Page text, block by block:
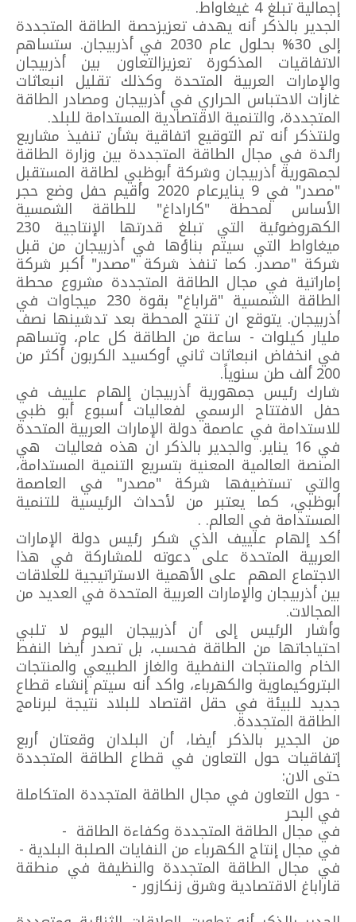
إجمالية تبلغ 4 غيغاواط.
الجدير بالذكر أنه يهدف تعزيزحصة الطاقة المتجددة
إلى 30% بحلول عام 2030 في أذربيجان. ستساهم
الاتفاقيات المذكورة تعزيزالتعاون بين أذربيجان
والإمارات العربية المتحدة وكذلك تقليل انبعاثات
غازات الاحتباس الحراري في أذربيجان ومصادر الطاقة
المتجددة، والتنمية الاقتصادية المستدامة للبلد.
ولنتذكر أنه تم التوقيع اتفاقية بشأن تنفيذ مشاريع
رائدة في مجال الطاقة المتجددة بين وزارة الطاقة
لجمهورية أذربيجان وشركة أبوظبي لطاقة المستقبل
"مصدر" في 9 ينايرعام 2020 وأقيم حفل وضع حجر
الأساس لمحطة "كاراداغ" للطاقة الشمسية
الكهروضوئية التي تبلغ قدرتها الإنتاجية 230
ميغاواط التي سيتم بناؤها في أذربيجان من قبل
شركة "مصدر. كما تنفذ شركة "مصدر" أكبر شركة
إماراتية في مجال الطاقة المتجددة مشروع محطة
الطاقة الشمسية "قراباغ" بقوة 230 ميجاوات في
أذربيجان. يتوقع ان تنتج المحطة بعد تدشينها نصف
مليار كيلوات - ساعة من الطاقة كل عام، وتساهم
في انخفاض انبعاثات ثاني أوكسيد الكربون أكثر من
200 ألف طن سنوياً.
شارك رئيس جمهورية أذربيجان إلهام علييف في
حفل الافتتاح الرسمي لفعاليات أسبوع أبو ظبي
للاستدامة في عاصمة دولة الإمارات العربية المتحدة
في 16 يناير. والجدير بالذكر ان هذه فعاليات هي
المنصة العالمية المعنية بتسريع التنمية المستدامة،
والتي تستضيفها شركة "مصدر" في العاصمة
أبوظبي، كما يعتبر من لأحداث الرئيسية للتنمية
المستدامة في العالم. .
أكد إلهام علييف الذي شكر رئيس دولة الإمارات
العربية المتحدة على دعوته للمشاركة في هذا
الاجتماع المهم على الأهمية الاستراتيجية للعلاقات
بين أذربيجان والإمارات العربية المتحدة في العديد من
المجالات.
وأشار الرئيس إلى أن أذربيجان اليوم لا تلبي
احتياجاتها من الطاقة فحسب، بل تصدر أيضا النفط
الخام والمنتجات النفطية والغاز الطبيعي والمنتجات
البتروكيماوية والكهرباء، واكد أنه سيتم إنشاء قطاع
جديد للبيئة في حقل اقتصاد للبلاد نتيجة لبرنامج
الطاقة المتجددة.
من الجدير بالذكر أيضا، أن البلدان وقعتان أربع
إتفاقيات حول التعاون في قطاع الطاقة المتجددة
حتى الان:
- حول التعاون في مجال الطاقة المتجددة المتكاملة
في البحر
في مجال الطاقة المتجددة وكفاءة الطاقة -
في مجال إنتاج الكهرباء من النفايات الصلبة البلدية -
في مجال الطاقة المتجددة والنظيفة في منطقة
قاراباغ الاقتصادية وشرق زنكازور -